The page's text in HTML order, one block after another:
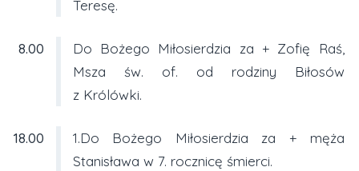
Teresę.
8.00
Do Bożego Miłosierdzia za + Zofię Raś,
Msza św. of. od rodziny Biłosów
z Królówki.
18.00
1.Do Bożego Miłosierdzia za + męża
Stanisława w 7. rocznicę śmierci.